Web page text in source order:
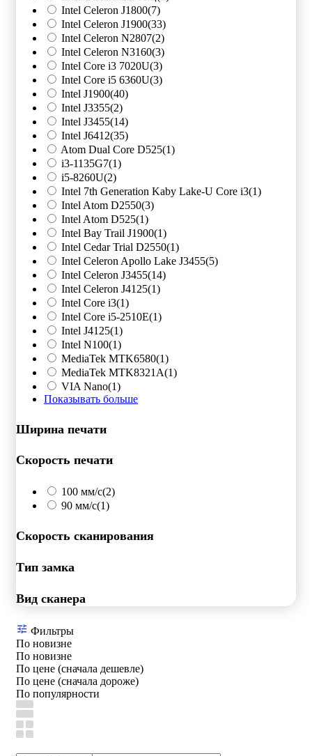
Intel Celeron J1800(7)
Intel Celeron J1900(33)
Intel Celeron N2807(2)
Intel Celeron N3160(3)
Intel Core i3 7020U(3)
Intel Core i5 6360U(3)
Intel J1900(40)
Intel J3355(2)
Intel J3455(14)
Intel J6412(35)
Atom Dual Core D525(1)
i3-1135G7(1)
i5-8260U(2)
Intel 7th Generation Kaby Lake-U Core i3(1)
Intel Atom D2550(3)
Intel Atom D525(1)
Intel Bay Trail J1900(1)
Intel Cedar Trial D2550(1)
Intel Celeron Apollo Lake J3455(5)
Intel Celeron J3455(14)
Intel Celeron J4125(1)
Intel Core i3(1)
Intel Core i5-2510E(1)
Intel J4125(1)
Intel N100(1)
MediaTek MTK6580(1)
MediaTek MTK8321A(1)
VIA Nano(1)
Показывать больше
Ширина печати
Скорость печати
100 мм/с(2)
90 мм/с(1)
Скорость сканирования
Тип замка
Вид сканера
Фильтры
По новизне
По новизне
По цене (сначала дешевле)
По цене (сначала дороже)
По популярности